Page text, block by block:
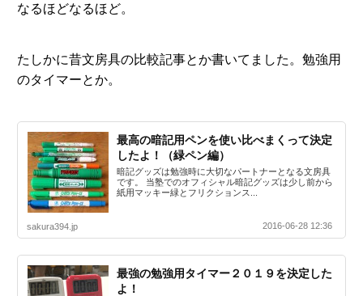
なるほどなるほど。
たしかに昔文房具の比較記事とか書いてました。勉強用
のタイマーとか。
最高の暗記用ペンを使い比べまくって決定
したよ！（緑ペン編）
暗記グッズは勉強時に大切なパートナーとなる文房具
です。 当塾でのオフィシャル暗記グッズは少し前から
紙用マッキー緑とフリクションス...
sakura394.jp 2016-06-28 12:36
最強の勉強用タイマー２０１９を決定した
よ！